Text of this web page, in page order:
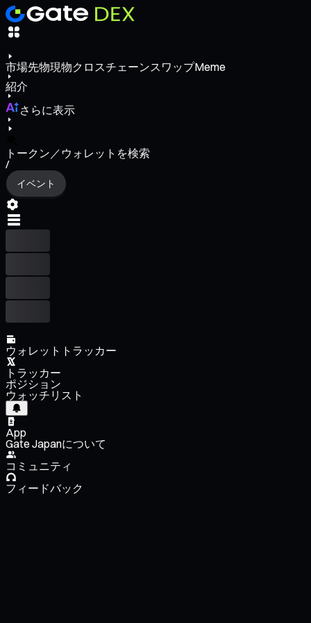
市場先物現物クロスチェーンスワップMeme
紹介
さらに表示
トークン／ウォレットを検索
/
イベント
ウォレットトラッカー
トラッカー
ポジション
ウォッチリスト
App
Gate Japanについて
コミュニティ
フィードバック